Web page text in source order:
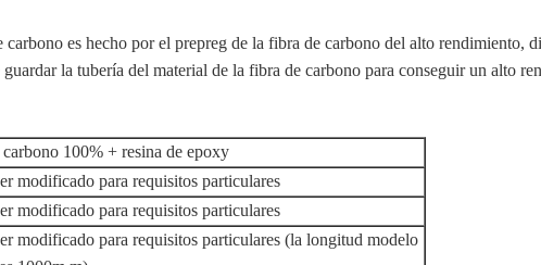
es hecho por el prepreg de la fibra de carbono del alto rendimiento,
la tubería del material de la fibra de carbono para conseguir un alto
100% + resina de epoxy
modificado para requisitos particulares
modificado para requisitos particulares
modificado para requisitos particulares (la longitud modelo